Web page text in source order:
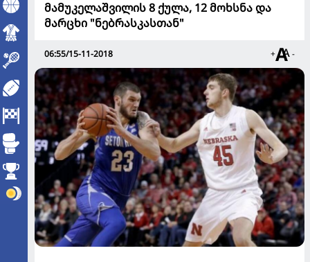
მამუკელაშვილის 8 ქულა, 12 მოხსნა და
მარცხი "ნებრასკასთან"
06:55/15-11-2018 + -